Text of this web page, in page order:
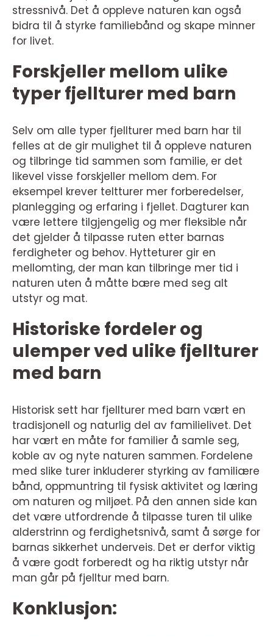
stressnivå. Det å oppleve naturen kan også
bidra til å styrke familiebånd og skape minner
for livet.
Forskjeller mellom ulike
typer fjellturer med barn
Selv om alle typer fjellturer med barn har til
felles at de gir mulighet til å oppleve naturen
og tilbringe tid sammen som familie, er det
likevel visse forskjeller mellom dem. For
eksempel krever teltturer mer forberedelser,
planlegging og erfaring i fjellet. Dagturer kan
være lettere tilgjengelig og mer fleksible når
det gjelder å tilpasse ruten etter barnas
ferdigheter og behov. Hytteturer gir en
mellomting, der man kan tilbringe mer tid i
naturen uten å måtte bære med seg alt
utstyr og mat.
Historiske fordeler og
ulemper ved ulike fjellturer
med barn
Historisk sett har fjellturer med barn vært en
tradisjonell og naturlig del av familielivet. Det
har vært en måte for familier å samle seg,
koble av og nyte naturen sammen. Fordelene
med slike turer inkluderer styrking av familiære
bånd, oppmuntring til fysisk aktivitet og læring
om naturen og miljøet. På den annen side kan
det være utfordrende å tilpasse turen til ulike
alderstrinn og ferdighetsnivå, samt å sørge for
barnas sikkerhet underveis. Det er derfor viktig
å være godt forberedt og ha riktig utstyr når
man går på fjelltur med barn.
Konklusjon: